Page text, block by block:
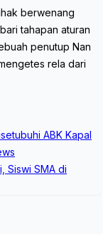
berwenang
tahapan aturan
penutup Nan
rela dari
ABK Kapal
Siswi SMA di